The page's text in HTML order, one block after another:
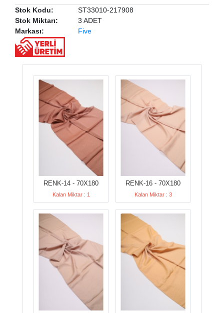
Stok Kodu:
ST33010-217908
Stok Miktarı:
3 ADET
Markası:
Five
RENK-14 - 70X180
Kalan Miktar : 1
RENK-16 - 70X180
Kalan Miktar : 3